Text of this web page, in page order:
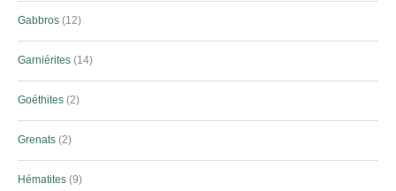
Gabbros 12
Garniérites 14
Goéthites 2
Grenats 2
Hématites 9